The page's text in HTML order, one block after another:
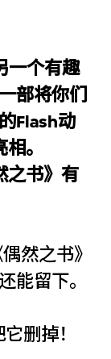
一个有趣
部将你们
Flash动
。
之书》有
然之书》
能留下。
删掉！